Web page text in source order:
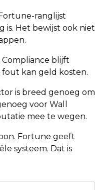
ranglijst
is. Het bewijst ook niet
blijft
fout kan geld kosten.
is breed genoeg om
voor Wall
mee te wegen.
Fortune geeft
systeem. Dat is